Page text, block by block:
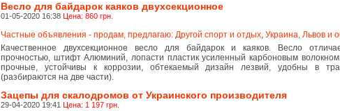
Весло для байдарок каяков двухсекционное
01-05-2020 16:38 Цена: 860 грн.
Частные объявления - продам, предлагаю: Другой спорт и отдых, Украина, Львов и
Качественное двухсекционное весло для байдарок и каяков. Весло
прочностью, штифт Алюминий, лопасти пластик усиленный карбоновым
прочные, устойчивы к коррозии, обтекаемый дизайн лезвий, удобны в
(разбираются на две части).
Зацепы для скалодромов от Украинского производителя
29-04-2020 19:41 Цена: 1 197 грн.